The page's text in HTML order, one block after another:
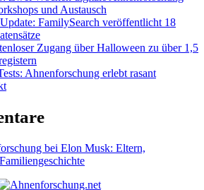
und Austausch
FamilySearch veröffentlicht 18
Zugang über Halloween zu über 1,5
Ahnenforschung erlebt rasant
bei Elon Musk: Eltern,